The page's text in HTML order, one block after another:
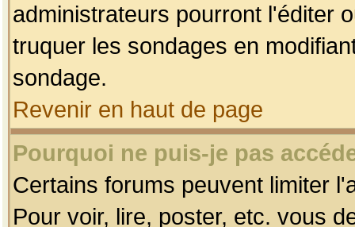
administrateurs pourront l'éditer
truquer les sondages en
sondage.
Revenir en haut de page
Pourquoi ne puis-je pas
Certains forums peuvent limiter
Pour voir, lire, poster, etc. vous